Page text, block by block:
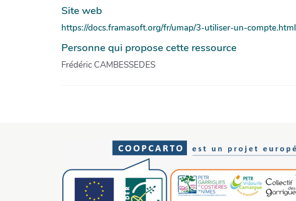
Site web
https://docs.framasoft.org/fr/umap/3-utiliser-un-compte.html
Personne qui propose cette ressource
Frédéric CAMBESSEDES